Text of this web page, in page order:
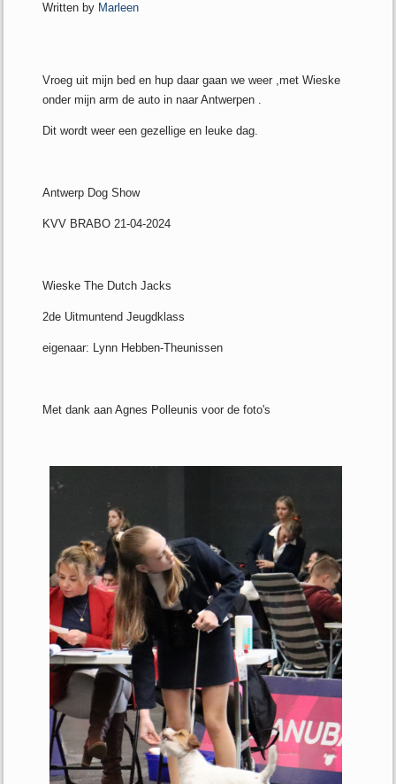
Written by Marleen
Vroeg uit mijn bed en hup daar gaan we weer ,met Wieske
onder mijn arm de auto in naar Antwerpen .
Dit wordt weer een gezellige en leuke dag.
Antwerp Dog Show
KVV BRABO 21-04-2024
Wieske The Dutch Jacks
2de Uitmuntend Jeugdklass
eigenaar: Lynn Hebben-Theunissen
Met dank aan Agnes Polleunis voor de foto's